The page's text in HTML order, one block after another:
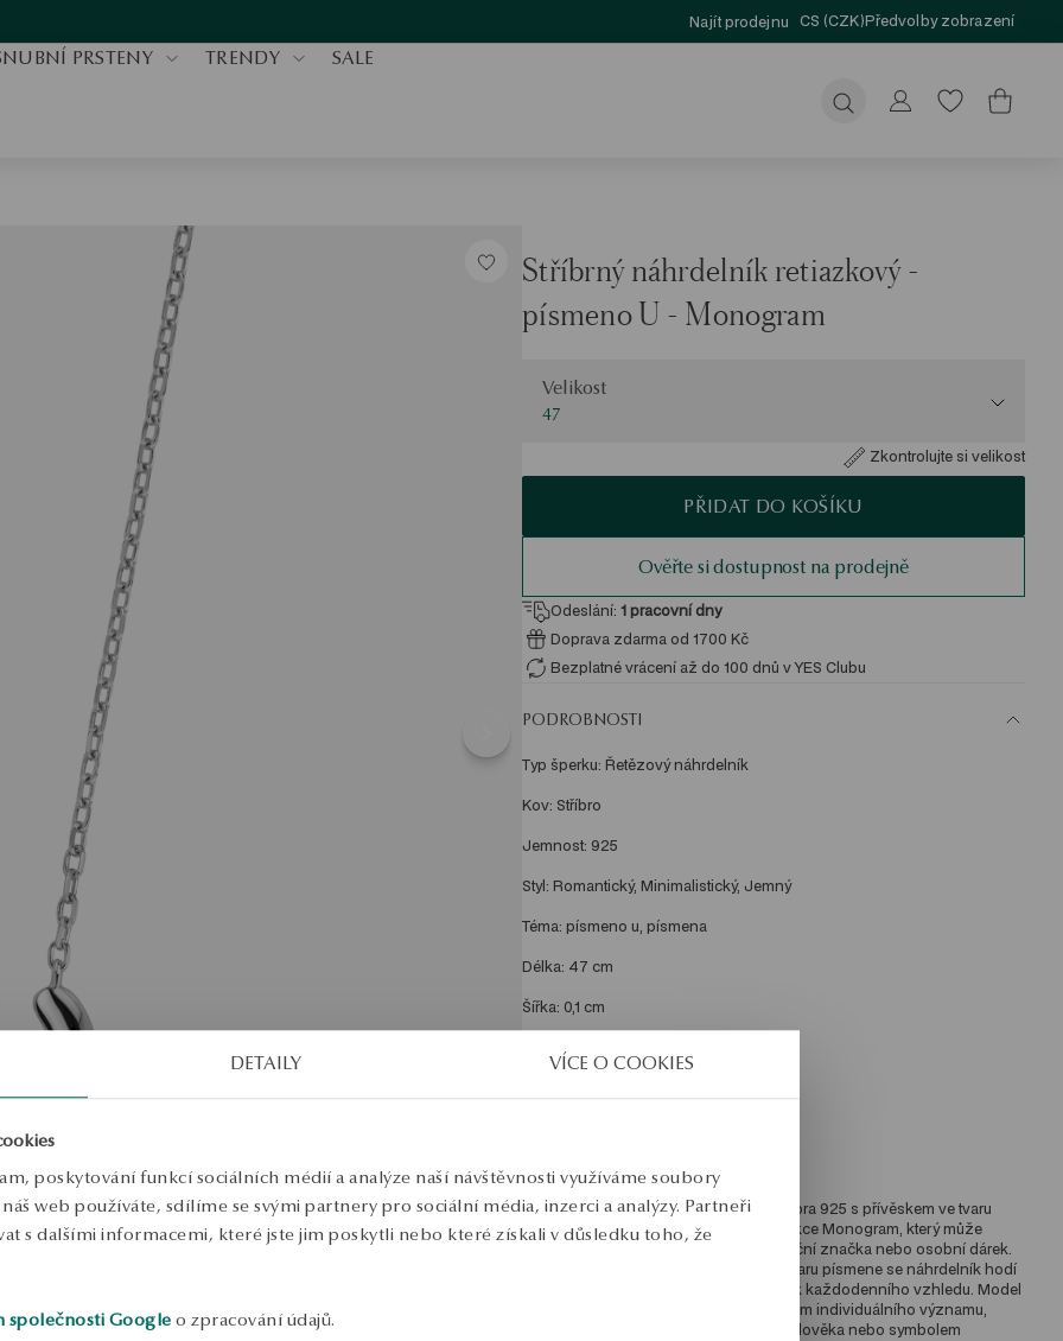
DETAILY VÍCE O COOKIES
poskytování funkcí sociálních médií a analýze naší návštěvnosti využíváme soubory
web používáte, sdílíme se svými partnery pro sociální média, inzerci a analýzy. Partneři
s dalšími informacemi, které jste jim poskytli nebo které získali v důsledku toho, že
společnosti Google o zpracování údajů.
Najít prodejnu CS (CZK)Předvolby zobrazení
PRSTENY TRENDY SALE
Odeslat
Stříbrný náhrdelník retiazkový -
písmeno U - Monogram
Velikost
47
Zkontrolujte si velikost
PŘIDAT DO KOŠÍKU
Ověřte si dostupnost na prodejně
Odeslání: 1 pracovní dny
Doprava zdarma od 1700 Kč
Bezplatné vrácení až do 100 dnů v YES Clubu
PODROBNOSTI
Typ šperku: Řetězový náhrdelník
Kov: Stříbro
Jemnost: 925
Styl: Romantický, Minimalistický, Jemný
Téma: písmeno u, písmena
Délka: 47 cm
Šířka: 0,1 cm
Šířka dekorativního prvku: 0,9 cm
Pro koho: pro ni
Řetízkový náhrdelník z mincovního stříbra 925 s přívěskem ve tvaru
písmene U. Minimalistický model z kolekce Monogram, který může
fungovat jako osobní symbol, identifikační značka nebo osobní dárek.
Díky jemnému řetízku a prostorovému tvaru písmene se náhrdelník hodí
k jiným šperkům a ukazuje se jako prvek každodenního vzhledu. Model
umožňuje vytvořit náhrdelník s písmenem individuálního významu,
vlastní iniciálu, písmenem milovaného člověka nebo symbolem